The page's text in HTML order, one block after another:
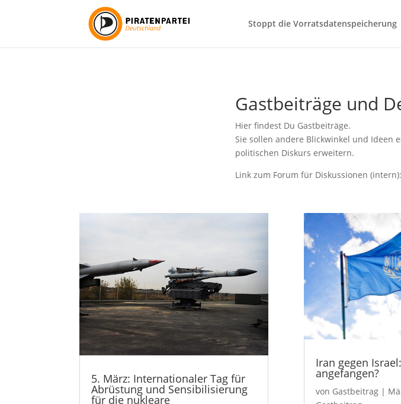
Stoppt die Vorratsdatenspeicherung
Gastbeiträge und
Hier findest Du Gastbeiträge.
Sie sollen andere Blickwinkel und Ideen
politischen Diskurs erweitern.
Link zum Forum für Diskussionen (intern):
5. März: Internationaler Tag für
Abrüstung und Sensibilisierung
für die nukleare
Iran gegen
angefangen?
von Gastbeitrag|